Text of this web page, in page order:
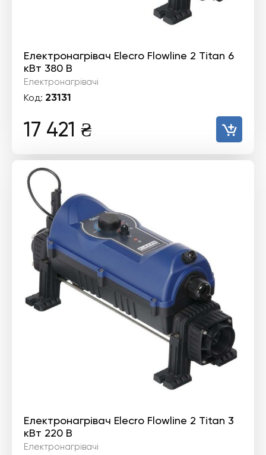
Електронагрівач Elecro Flowline 2 Titan 6
кВт 380 В
Електронагрівачі
Код: 23131
17 421 ₴
Електронагрівач Elecro Flowline 2 Titan 3
кВт 220 В
Електронагрівачі